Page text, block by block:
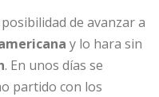
de avanzar a
y lo hara sin
. En unos días se
partido con los